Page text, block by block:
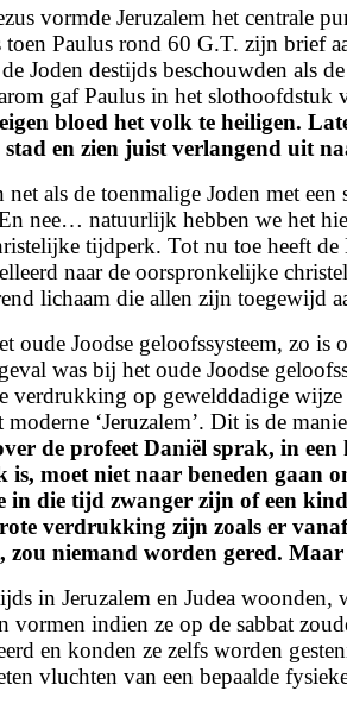
vormde Jeruzalem het centrale
Paulus rond 60 G.T. zijn brief
Joden destijds beschouwden als
gaf Paulus in het slothoofdstuk
bloed het volk te heiligen.
en zien juist verlangend uit
net als de toenmalige Joden met
nee… natuurlijk hebben we het
tijdperk. Tot nu toe heeft
naar de oorspronkelijke
lichaam die allen zijn toegewijd
oude Joodse geloofssysteem, zo
was bij het oude Joodse
verdrukking op gewelddadige
‘Jeruzalem’. Dit is de
de profeet Daniël sprak, in een
moet niet naar beneden gaan
in die tijd zwanger zijn of een
verdrukking zijn zoals er
niemand worden gered.
in Jeruzalem en Judea
indien ze op de sabbat
en konden ze zelfs worden
vluchten van een bepaalde